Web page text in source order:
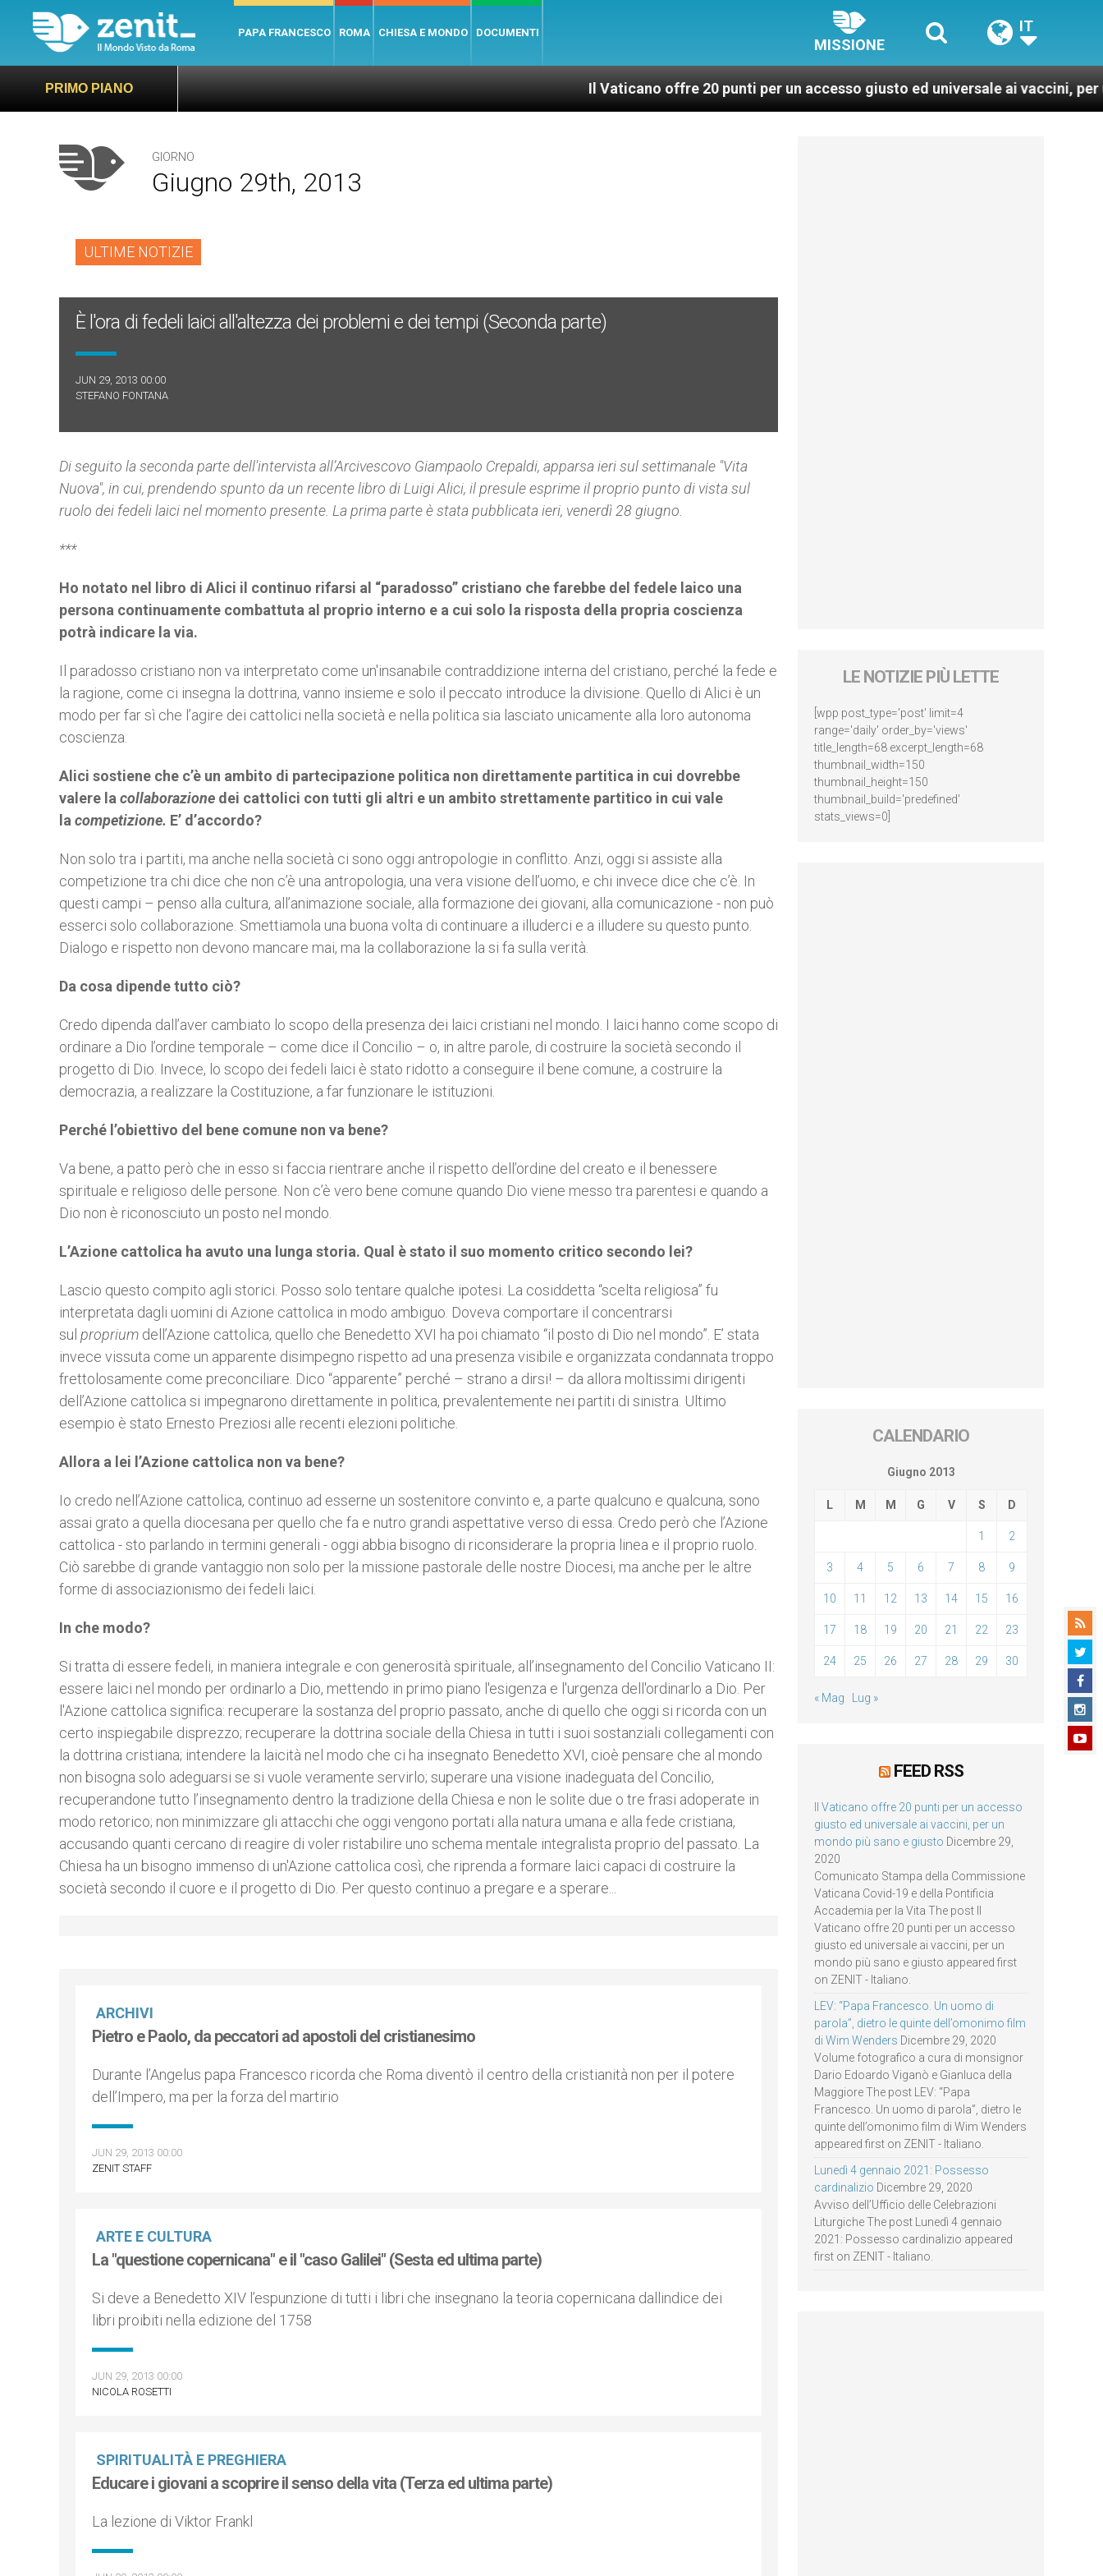
PAPA FRANCESCO ROMA CHIESA E MONDO DOCUMENTI
MISSIONE
IT
PRIMO PIANO Il Vaticano offre 20 punti per un accesso giusto ed universale ai vaccini, per un mondo
GIORNO
Giugno 29th, 2013
ULTIME NOTIZIE
È l'ora di fedeli laici all'altezza dei problemi e dei tempi (Seconda parte)
JUN 29, 2013 00:00
STEFANO FONTANA
Di seguito la seconda parte dell'intervista all’Arcivescovo Giampaolo Crepaldi, apparsa ieri sul settimanale "Vita
Nuova", in cui, prendendo spunto da un recente libro di Luigi Alici, il presuleesprime il proprio punto di vista sul
ruolo dei fedeli laici nel momento presente. La prima parte è stata pubblicata ieri, venerdì 28 giugno.
***
Ho notato nel libro di Alici il continuo rifarsi al “paradosso” cristiano che farebbe del fedele laico una
persona continuamente combattuta al proprio interno e a cui solo la risposta della propria coscienza
potrà indicare la via.
Il paradosso cristiano non va interpretato come un'insanabile contraddizione interna del cristiano, perché la fede e
la ragione, come ci insegna la dottrina, vanno insieme e solo il peccato introduce la divisione. Quello di Alici è un
modo per far sì che l’agire dei cattolici nella società e nella politica sia lasciato unicamente alla loro autonoma
coscienza.
Alici sostiene che c’è un ambito di partecipazione politica non direttamente partitica in cui dovrebbe
valere la collaborazione dei cattolici con tutti gli altri e un ambito strettamente partitico in cui vale
la competizione. E’ d’accordo?
Non solo tra i partiti, ma anche nella società ci sono oggi antropologie in conflitto. Anzi, oggi si assiste alla
competizione tra chi dice che non c’è una antropologia, una vera visione dell’uomo, e chi invece dice che c’è. In
questi campi – penso alla cultura, all’animazione sociale, alla formazione dei giovani, alla comunicazione - non può
esserci solo collaborazione. Smettiamola una buona volta di continuare a illuderci e a illudere su questo punto.
Dialogo e rispetto non devono mancare mai, ma la collaborazione la si fa sulla verità.
Da cosa dipende tutto ciò?
Credo dipenda dall’aver cambiato lo scopo della presenza dei laici cristiani nel mondo. I laici hanno come scopo di
ordinare a Dio l’ordine temporale – come dice il Concilio – o, in altre parole, di costruire la società secondo il
progetto di Dio. Invece, lo scopo dei fedeli laici è stato ridotto a conseguire il bene comune, a costruire la
democrazia, a realizzare la Costituzione, a far funzionare le istituzioni.
Perché l’obiettivo del bene comune non va bene?
Va bene, a patto però che in esso si faccia rientrare anche il rispetto dell’ordine del creato e il benessere
spirituale e religioso delle persone. Non c’è vero bene comune quando Dio viene messo tra parentesi e quando a
Dio non è riconosciuto un posto nel mondo.
L’Azione cattolica ha avuto una lunga storia. Qual è stato il suo momento critico secondo lei?
Lascio questo compito agli storici. Posso solo tentare qualche ipotesi. La cosiddetta “scelta religiosa” fu
interpretata dagli uomini di Azione cattolica in modo ambiguo. Doveva comportare il concentrarsi
sul proprium dell’Azione cattolica, quello che Benedetto XVI ha poi chiamato “il posto di Dio nel mondo”. E’ stata
invece vissuta come un apparente disimpegno rispetto ad una presenza visibile e organizzata condannata troppo
frettolosamente come preconciliare. Dico “apparente” perché – strano a dirsi! – da allora moltissimi dirigenti
dell’Azione cattolica si impegnarono direttamente in politica, prevalentemente nei partiti di sinistra. Ultimo
esempio è stato Ernesto Preziosi alle recenti elezioni politiche.
Allora a lei l’Azione cattolica non va bene?
Io credo nell’Azione cattolica, continuo ad esserne un sostenitore convinto e, a parte qualcuno e qualcuna, sono
assai grato a quella diocesana per quello che fa e nutro grandi aspettative verso di essa. Credo però che l’Azione
cattolica - sto parlando in termini generali - oggi abbia bisogno di riconsiderare la propria linea e il proprio ruolo.
Ciò sarebbe di grande vantaggio non solo per la missione pastorale delle nostre Diocesi, ma anche per le altre
forme di associazionismo dei fedeli laici.
In che modo?
Si tratta di essere fedeli, in maniera integrale e con generosità spirituale, all’insegnamento del Concilio Vaticano II:
essere laici nel mondo per ordinarlo a Dio, mettendo in primo piano l'esigenza e l'urgenza dell'ordinarlo a Dio. Per
l'Azione cattolica significa: recuperare la sostanza del proprio passato, anche di quello che oggi si ricorda con un
certo inspiegabile disprezzo; recuperare la dottrina sociale della Chiesa in tutti i suoi sostanziali collegamenti con
la dottrina cristiana; intendere la laicità nel modo che ci ha insegnato Benedetto XVI, cioè pensare che al mondo
non bisogna solo adeguarsi se si vuole veramente servirlo; superare una visione inadeguata del Concilio,
recuperandone tutto l’insegnamento dentro la tradizione della Chiesa e non le solite due o tre frasi adoperate in
modo retorico; non minimizzare gli attacchi che oggi vengono portati alla natura umana e alla fede cristiana,
accusando quanti cercano di reagire di voler ristabilire uno schema mentale integralista proprio del passato. La
Chiesa ha un bisogno immenso di un'Azione cattolica così, che riprenda a formare laici capaci di costruire la
società secondo il cuore e il progetto di Dio. Per questo continuo a pregare e a sperare...
ARCHIVI
Pietro e Paolo, da peccatori ad apostoli del cristianesimo
Durante l’Angelus papa Francesco ricorda che Roma diventò il centro della cristianità non per il potere
dell’Impero, ma per la forza del martirio
JUN 29, 2013 00:00
ZENIT STAFF
ARTE E CULTURA
La "questione copernicana" e il "caso Galilei" (Sesta ed ultima parte)
Si deve a Benedetto XIV l’espunzione di tutti i libri che insegnano la teoria copernicana dallindice dei
libri proibiti nella edizione del 1758
JUN 29, 2013 00:00
NICOLA ROSETTI
SPIRITUALITÀ E PREGHIERA
Educare i giovani a scoprire il senso della vita (Terza ed ultima parte)
La lezione di Viktor Frankl
LE NOTIZIE PIÙ LETTE
[wpp post_type='post' limit=4
range='daily' order_by='views'
title_length=68 excerpt_length=68
thumbnail_width=150
thumbnail_height=150
thumbnail_build='predefined'
stats_views=0]
CALENDARIO
Giugno 2013
L M M G V S D
1 2
3 4 5 6 7 8 9
10 11 12 13 14 15 16
17 18 19 20 21 22 23
24 25 26 27 28 29 30
« Mag Lug »
FEED RSS
Il Vaticano offre 20 punti per un accesso
giusto ed universale ai vaccini, per un
mondo più sano e giusto Dicembre 29,
2020
Comunicato Stampa della Commissione
Vaticana Covid-19 e della Pontificia
Accademia per la Vita The post Il
Vaticano offre 20 punti per un accesso
giusto ed universale ai vaccini, per un
mondo più sano e giusto appeared first
on ZENIT - Italiano.
LEV: “Papa Francesco. Un uomo di
parola”, dietro le quinte dell’omonimo film
di Wim Wenders Dicembre 29, 2020
Volume fotografico a cura di monsignor
Dario Edoardo Viganò e Gianluca della
Maggiore The post LEV: “Papa
Francesco. Un uomo di parola”, dietro le
quinte dell’omonimo film di Wim Wenders
appeared first on ZENIT - Italiano.
Lunedì 4 gennaio 2021: Possesso
cardinalizio Dicembre 29, 2020
Avviso dell’Ufficio delle Celebrazioni
Liturgiche The post Lunedì 4 gennaio
2021: Possesso cardinalizio appeared
first on ZENIT - Italiano.